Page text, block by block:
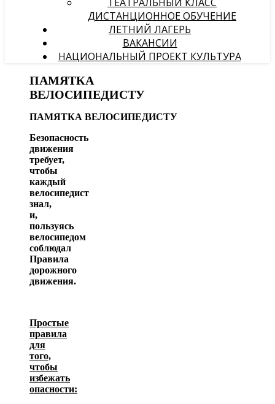
ДИСТАНЦИОННОЕ ОБУЧЕНИЕ
ЛЕТНИЙ ЛАГЕРЬ
ВАКАНСИИ
НАЦИОНАЛЬНЫЙ ПРОЕКТ КУЛЬТУРА
ПАМЯТКА
ВЕЛОСИПЕДИСТУ
ПАМЯТКА ВЕЛОСИПЕДИСТУ
Безопасность
движения
требует,
чтобы
каждый
велосипедист
знал,
и,
пользуясь
велосипедом
соблюдал
Правила
дорожного
движения.
Простые
правила
для
того,
чтобы
избежать
опасности: